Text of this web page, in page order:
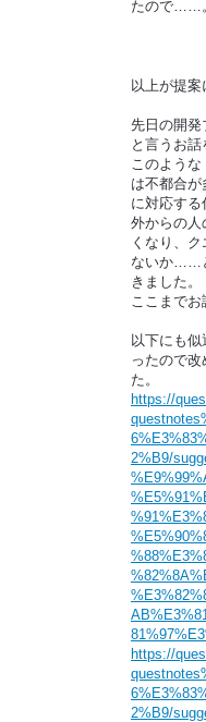
たので……
以上が提案
先日の開発
と言うお話
このよう
は不都合
に対応する
外からの人
くなり、
ないか……
きました。
ここまで
以下にも
ったので
た。
https://
2%B9/
https://
2%B9/